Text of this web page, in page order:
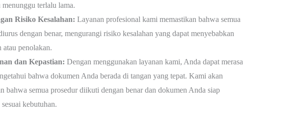
terlalu lama.
Risiko Kesalahan: Layanan profesional kami memastikan bahwa semua
dengan benar, mengurangi risiko kesalahan yang dapat menyebabkan
atau penolakan.
dan Kepastian: Dengan menggunakan layanan kami, Anda dapat merasa
bahwa dokumen Anda berada di tangan yang tepat. Kami akan
bahwa semua prosedur diikuti dengan benar dan dokumen Anda siap
kebutuhan.